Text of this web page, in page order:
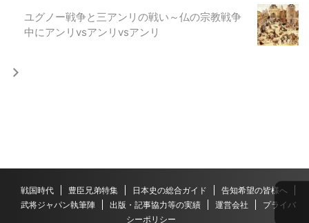
ユグノー戦争と三アンリの戦い～仏の宗教戦争
中にアンリvsアンリvsアンリ
戦国時代 豊臣兄弟特集 日本史の総合ガイド
告知希望の皆様へ
武将ジャパン執筆陣
出版・記事協力等の実績 運営会社
プライバ
シーポリシー